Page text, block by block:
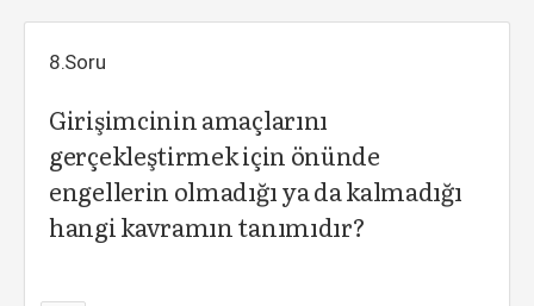
8.Soru
Girişimcinin amaçlarını
gerçekleştirmek için önünde
engellerin olmadığı ya da kalmadığı
hangi kavramın tanımıdır?